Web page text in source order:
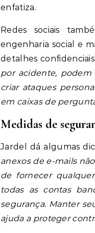
enfatiza.
Redes sociais
engenharia social e
detalhes
por acidente, podem
criar ataques
em caixas de
Medidas de
Jardel dá algumas
anexos de e-mails
de fornecer
todas as contas
segurança. Manter
ajuda a proteger